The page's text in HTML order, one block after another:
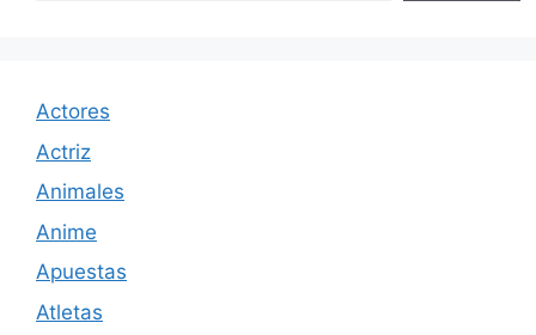
Actores
Actriz
Animales
Anime
Apuestas
Atletas